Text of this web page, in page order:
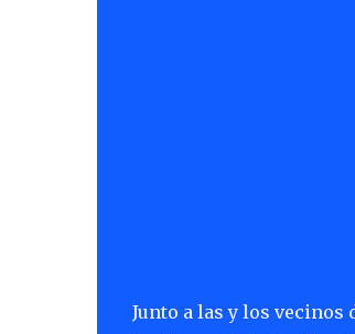
Junto a las y los vecinos